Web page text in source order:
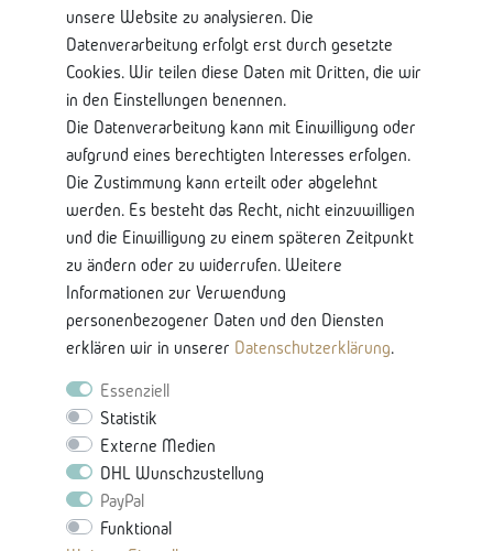
Shop Service
Kontaktseite
Mein Konto
Über Uns
Lieferung und Retoure
Bankkontodaten
Nützliche Informationen
Glossar-Ratgeberinhalten
Produkteigenschaften & Pflege
Vertrag Widerrufen -
unsere Website zu analysieren. Die
Datenverarbeitung erfolgt erst durch gesetzte
Cookies. Wir teilen diese Daten mit Dritten, die wir
in den Einstellungen benennen.
Die Datenverarbeitung kann mit Einwilligung oder
aufgrund eines berechtigten Interesses erfolgen.
Die Zustimmung kann erteilt oder abgelehnt
werden. Es besteht das Recht, nicht einzuwilligen
und die Einwilligung zu einem späteren Zeitpunkt
zu ändern oder zu widerrufen. Weitere
Informationen zur Verwendung
personenbezogener Daten und den Diensten
erklären wir in unserer Daten­schutz­erklärung.
Essenziell
Statistik
Externe Medien
DHL Wunschzustellung
PayPal
Funktional